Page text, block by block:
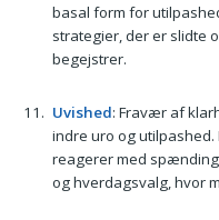
basal form for
strategier, der er slidte
begejstrer.
Uvished: Fravær af
indre uro og
reagerer med
og hverdagsvalg, hvor